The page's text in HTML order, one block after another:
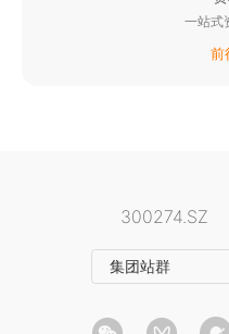
一站式
前
300274.SZ
集团站群